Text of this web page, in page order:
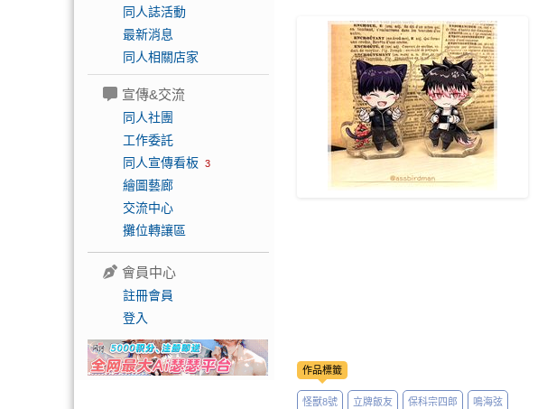
同人誌活動
最新消息
同人相關店家
宣傳&交流
同人社團
工作委託
同人宣傳看板 3
繪圖藝廊
交流中心
攤位轉讓區
會員中心
註冊會員
登入
作品標籤
怪獸8號 立牌飯友 保科宗四郎 鳴海弦